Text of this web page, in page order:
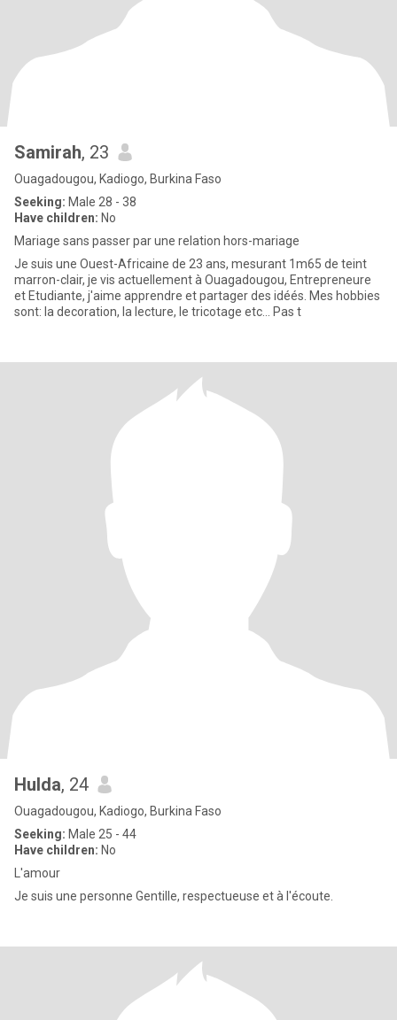
Samirah, 23
Ouagadougou, Kadiogo, Burkina Faso
Seeking: Male 28 - 38
Have children: No
Mariage sans passer par une relation hors-mariage
Je suis une Ouest-Africaine de 23 ans, mesurant 1m65 de teint
marron-clair, je vis actuellement à Ouagadougou, Entrepreneure
et Etudiante, j'aime apprendre et partager des idéés. Mes hobbies
sont: la decoration, la lecture, le tricotage etc... Pas t
Hulda, 24
Ouagadougou, Kadiogo, Burkina Faso
Seeking: Male 25 - 44
Have children: No
L'amour
Je suis une personne Gentille, respectueuse et à l'écoute.